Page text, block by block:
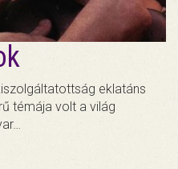
eklatáns
témája volt a világ